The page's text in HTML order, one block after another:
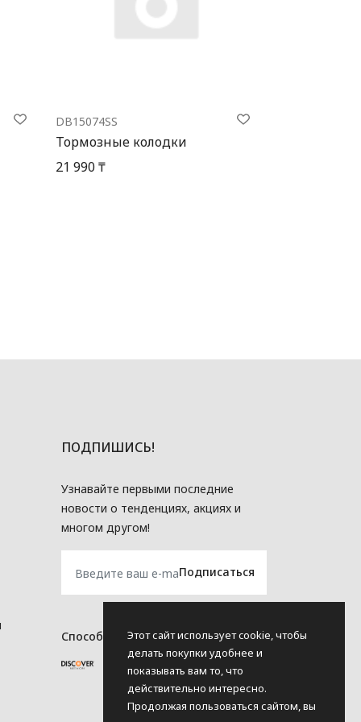
DB15074SS
Тормозные колодки
21 990 ₸
ПОДПИШИСЬ!
Узнавайте первыми последние
новости о тенденциях, акциях и
многом другом!
Способы оплатыЭтот сайт использует cookie, чтобы
делать покупки удобнее и
показывать вам то, что
действительно интересно.
Продолжая пользоваться сайтом, вы